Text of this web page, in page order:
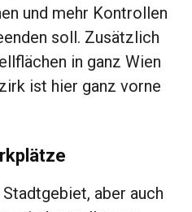
und mehr Kontrollen
soll. Zusätzlich
in ganz Wien
ist hier ganz vorne
aber auch